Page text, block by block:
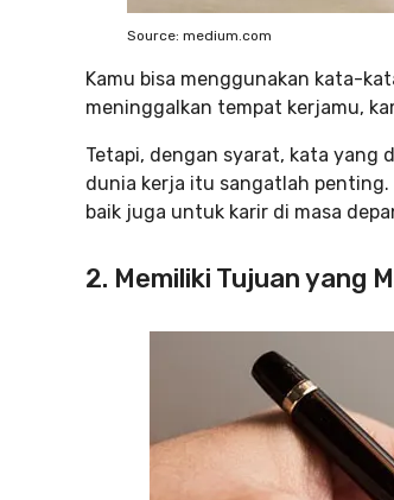
Source: medium.com
Kamu bisa menggunakan kata-
meninggalkan tempat kerjamu,
Tetapi, dengan syarat, kata yang
dunia kerja itu sangatlah penting.
baik juga untuk karir di masa
2. Memiliki Tujuan yang